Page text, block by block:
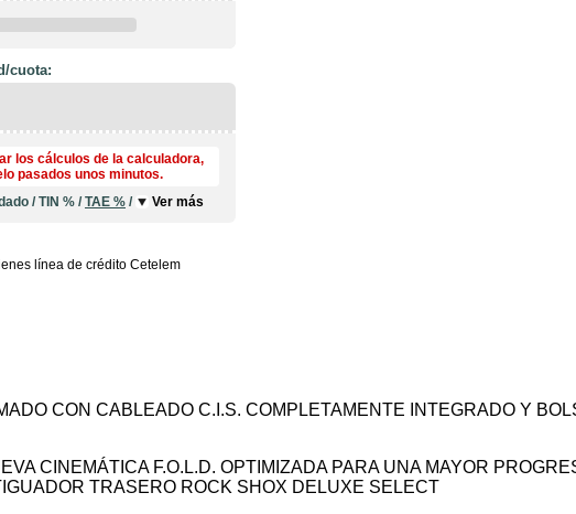
cuota:
los cálculos de la calculadora,
pasados unos minutos.
/TIN % /TAE % / Ver más
línea de crédito Cetelem
CON CABLEADO C.I.S. COMPLETAMENTE INTEGRADO Y
CINEMÁTICA F.O.L.D. OPTIMIZADA PARA UNA MAYOR
TRASERO ROCK SHOX DELUXE SELECT